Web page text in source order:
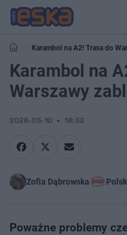
Karambol na A2! Trasa do
Karambol na
Warszawy
2026-05-10 18:32
Zofia Dąbrowska
Poważne problemy